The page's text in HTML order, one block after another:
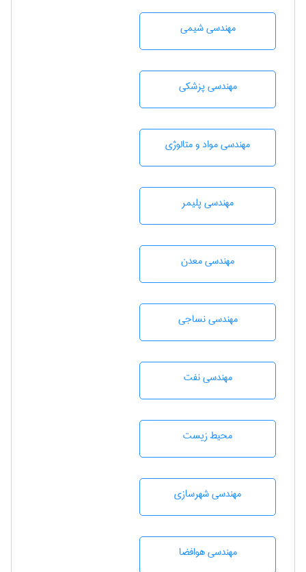
مهندسي شيمی
مهندسی پزشکی
مهندسی مواد و متالوژی
مهندسی پليمر
مهندسی معدن
مهندسي نساجی
مهندسی نفت
محيط زيست
مهندسی شهرسازی
مهندسی هوافضا